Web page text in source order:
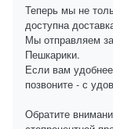
Теперь мы не
доступна
Мы отправляем
Пешкарики.
Если вам
позвоните - с
Обратите